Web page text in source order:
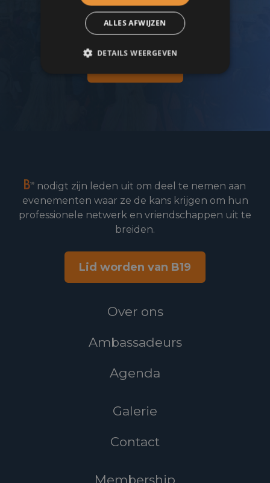
Word lid van de B19 zakenkring!
nodigt zijn leden uit om deel te nemen aan
evenementen waar ze de kans krijgen om hun
professionele netwerk en vriendschappen uit te
breiden.
Lid worden van B19
Over ons
Ambassadeurs
Agenda
Galerie
Contact
Membership
ALLES AFWIJZEN
DETAILS WEERGEVEN